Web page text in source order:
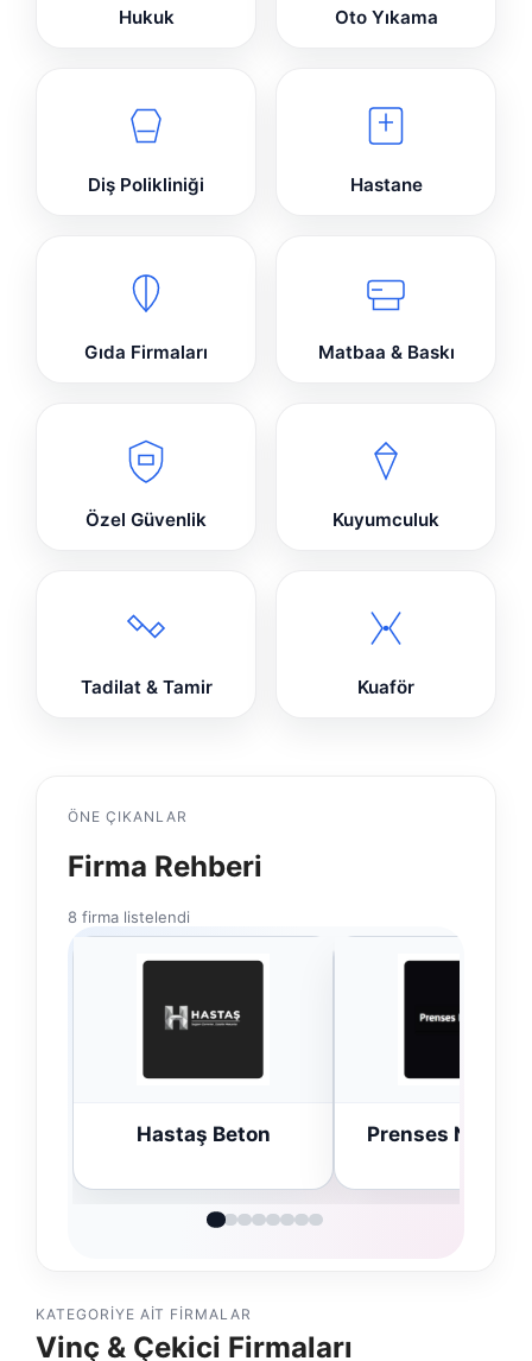
Hukuk Oto Yıkama
Diş Polikliniği Hastane
Gıda Firmaları Matbaa & Baskı
Özel Güvenlik Kuyumculuk
Tadilat & Tamir Kuaför
ÖNE ÇIKANLAR
Firma Rehberi
8 firma listelendi
Prenses Night Club
Enes Kaplan
KATEGORIYE AIT FIRMALAR
Vinç & Çekici Firmaları